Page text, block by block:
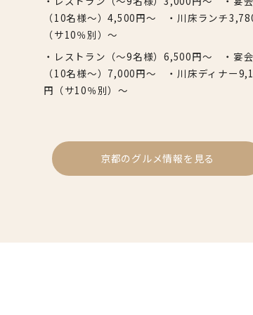
（10名様～）4,500円～ ・川床ランチ
（サ10％別）〜
・レストラン（～9名様）6,500円～ ・宴会
（10名様～）7,000円～ ・川床ディナー
円（サ10％別）〜
京都のグルメ情報を見る